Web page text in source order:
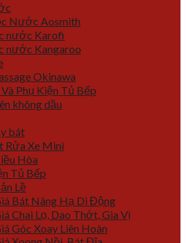
Nước Aosmith
nước Karofi
nước Kangaroo
Okinawa
Phụ Kiện Tủ Bếp
không dầu
bát
Rửa Xe Mini
Hòa
Tủ Bếp
Lề
Bát Nâng Hạ Di Động
Chai Lọ, Dao Thớt, Gia Vị
Góc Xoay Liên Hoàn